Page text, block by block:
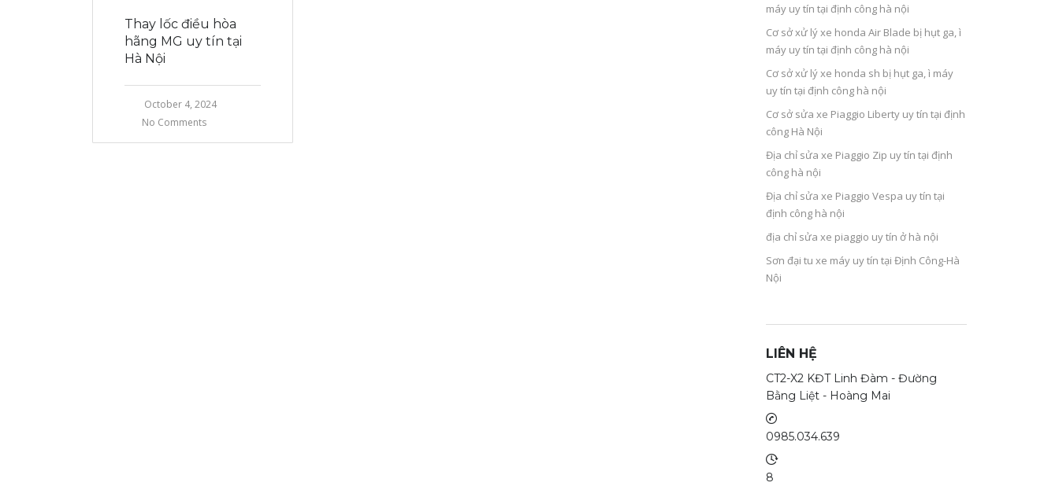
Thay lốc điều hòa
hãng MG uy tín tại
Hà Nội
October 4, 2024
No Comments
máy uy tín tại định công hà nội
Cơ sở xử lý xe honda Air Blade bị hụt ga, ì
máy uy tín tại định công hà nội
Cơ sở xử lý xe honda sh bị hụt ga, ì máy
uy tín tại định công hà nội
Cơ sở sửa xe Piaggio Liberty uy tín tại định
công Hà Nội
Địa chỉ sửa xe Piaggio Zip uy tín tại định
công hà nội
Địa chỉ sửa xe Piaggio Vespa uy tín tại
định công hà nội
địa chỉ sửa xe piaggio uy tín ở hà nội
Sơn đại tu xe máy uy tín tại Định Công-Hà
Nội
LIÊN HỆ
CT2-X2 KĐT Linh Đàm - Đường
Bằng Liệt - Hoàng Mai
0985.034.639
8